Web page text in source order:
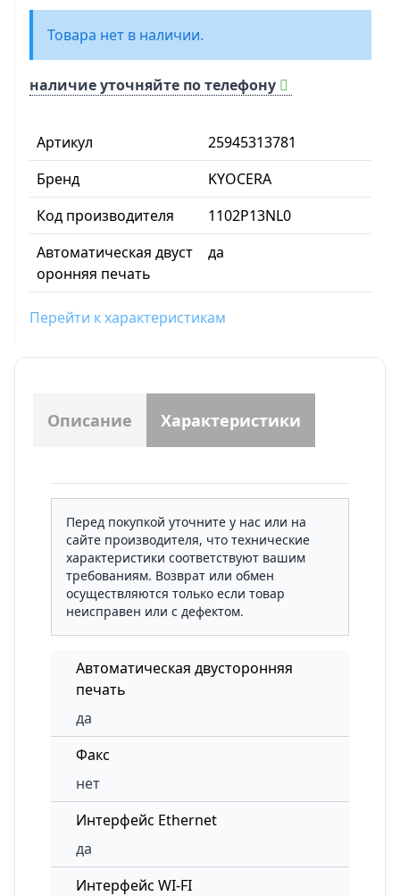
Артикул
25945313781
Бренд
KYOCERA
Код производителя
1102P13NL0
Автоматическая двуст
оронняя печать
да
Перейти к характеристикам
Товара нет в наличии.
наличие уточняйте по телефону
Описание Характеристики
Перед покупкой уточните у нас или на
сайте производителя, что технические
характеристики соответствуют вашим
требованиям. Возврат или обмен
осуществляются только если товар
неисправен или с дефектом.
Автоматическая двусторонняя
печать
да
Факс
нет
Интерфейс Ethernet
да
Интерфейс WI-FI